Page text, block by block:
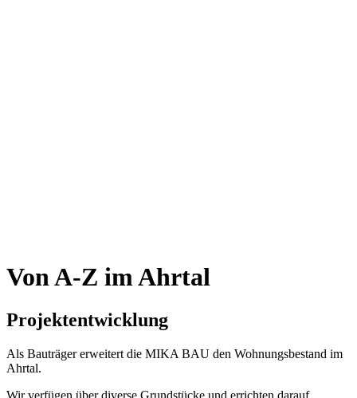
Von A-Z im Ahrtal
Projektentwicklung
Als Bauträger erweitert die MIKA BAU den Wohnungsbestand im
Ahrtal.
Wir verfügen über diverse Grundstücke und errichten darauf